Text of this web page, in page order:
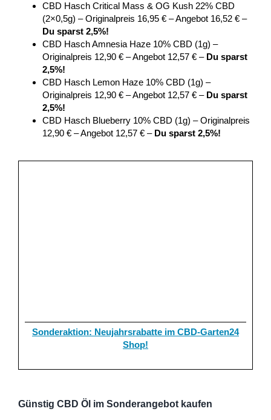
CBD Hasch Critical Mass & OG Kush 22% CBD
(2×0,5g) – Originalpreis 16,95 € – Angebot 16,52 € –
Du sparst 2,5%!
CBD Hasch Amnesia Haze 10% CBD (1g) –
Originalpreis 12,90 € – Angebot 12,57 € – Du sparst
2,5%!
CBD Hasch Lemon Haze 10% CBD (1g) –
Originalpreis 12,90 € – Angebot 12,57 € – Du sparst
2,5%!
CBD Hasch Blueberry 10% CBD (1g) – Originalpreis
12,90 € – Angebot 12,57 € – Du sparst 2,5%!
Sonderaktion: Neujahrsrabatte im CBD-Garten24
Shop!
Günstig CBD Öl im Sonderangebot kaufen